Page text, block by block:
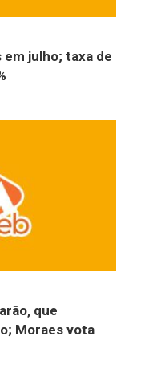
em julho; taxa de
que
Moraes vota